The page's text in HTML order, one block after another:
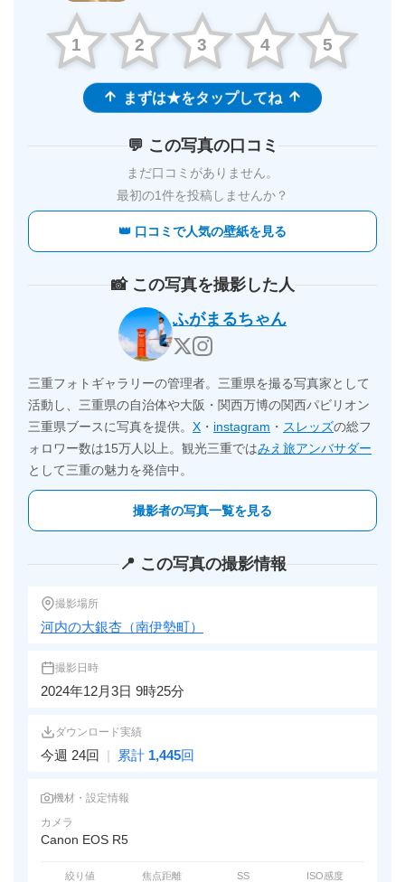
1 2 3 4 5
まずは★をタップしてね
💬 この写真の口コミ
まだ口コミがありません。
最初の1件を投稿しませんか？
👑 口コミで人気の壁紙を見る
📸 この写真を撮影した人
ふがまるちゃん
三重フォトギャラリーの管理者。三重県を撮る写真家として
活動し、三重県の自治体や大阪・関西万博の関西パビリオン
三重県ブースに写真を提供。 X ・ instagram ・ スレッズの総フ
ォロワー数は15万人以上。観光三重ではみえ旅アンバサダー
として三重の魅力を発信中。
撮影者の写真一覧を見る
📍 この写真の撮影情報
撮影場所
河内の大銀杏（南伊勢町）
撮影日時
2024年12月3日 9時25分
ダウンロード実績
今週 24回 | 累計 1,445回
機材・設定情報
カメラ
Canon EOS R5
絞り値 焦点距離 SS ISO感度